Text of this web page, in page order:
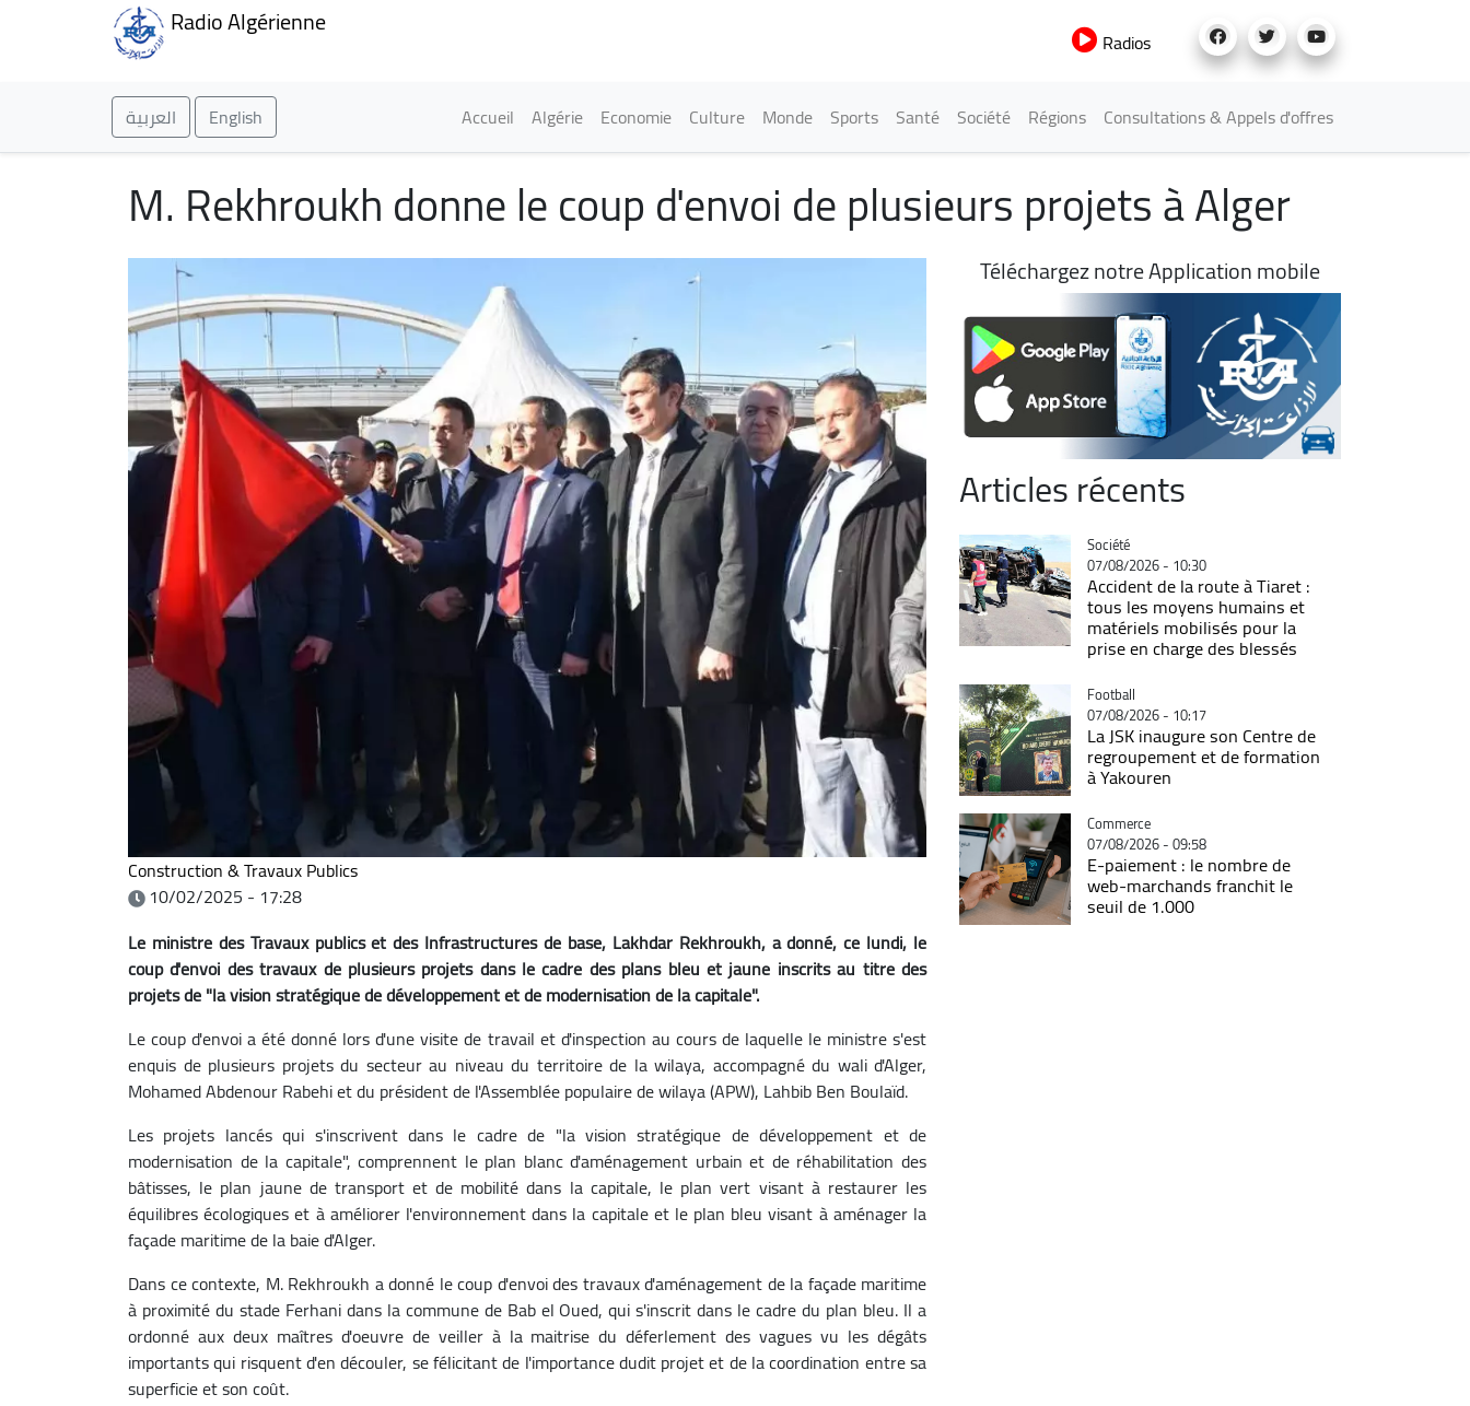
Radio Algérienne
Radios
العربية English Main navigation
Accueil Algérie Economie Culture Monde Sports Santé Société Régions Consultations & Appels d'offres
M. Rekhroukh donne le coup d'envoi de plusieurs projets à Alger
Construction & Travaux Publics
10/02/2025 - 17:28
Le ministre des Travaux publics et des Infrastructures de base, Lakhdar Rekhroukh, a donné, ce lundi, le
coup d'envoi des travaux de plusieurs projets dans le cadre des plans bleu et jaune inscrits au titre des
projets de "la vision stratégique de développement et de modernisation de la capitale".
Le coup d'envoi a été donné lors d'une visite de travail et d'inspection au cours de laquelle le ministre s'est
enquis de plusieurs projets du secteur au niveau du territoire de la wilaya, accompagné du wali d'Alger,
Mohamed Abdenour Rabehi et du président de l'Assemblée populaire de wilaya (APW), Lahbib Ben Boulaïd.
Les projets lancés qui s'inscrivent dans le cadre de "la vision stratégique de développement et de
modernisation de la capitale", comprennent le plan blanc d'aménagement urbain et de réhabilitation des
bâtisses, le plan jaune de transport et de mobilité dans la capitale, le plan vert visant à restaurer les
équilibres écologiques et à améliorer l'environnement dans la capitale et le plan bleu visant à aménager la
façade maritime de la baie d'Alger.
Dans ce contexte, M. Rekhroukh a donné le coup d'envoi des travaux d'aménagement de la façade maritime
à proximité du stade Ferhani dans la commune de Bab el Oued, qui s'inscrit dans le cadre du plan bleu. Il a
ordonné aux deux maîtres d'oeuvre de veiller à la maitrise du déferlement des vagues vu les dégâts
importants qui risquent d'en découler, se félicitant de l'importance dudit projet et de la coordination entre sa
superficie et son coût.
Téléchargez notre Application mobile
Articles récents
Catégorie
Société
07/08/2026 - 10:30
Accident de la route à Tiaret :
tous les moyens humains et
matériels mobilisés pour la
prise en charge des blessés
Catégorie
Football
07/08/2026 - 10:17
La JSK inaugure son Centre de
regroupement et de formation
à Yakouren
Catégorie
Commerce
07/08/2026 - 09:58
E-paiement : le nombre de
web-marchands franchit le
seuil de 1.000